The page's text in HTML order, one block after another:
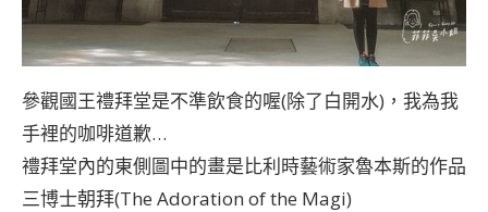
參觀國王禮拜堂是不準飲食的喔(除了白開水)，我為我
手裡的咖啡道歉…
禮拜堂內的東側圖中的畫是比利時藝術家魯本斯的作品
三博士朝拜(The Adoration of the Magi)